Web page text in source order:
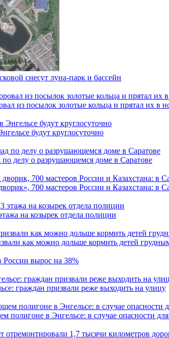
снесут луна-парк и бассейн
из посылок золотые кольца и прятал их в
будут круглосуточно
по делу о разрушающемся доме в Саратове
700 мастеров России и Казахстана: в
на козырек отдела полиции
как можно дольше кормить детей
вырос на 38%
граждан призвали реже выходить на улицу
полигоне в Энгельсе: в случае опасности